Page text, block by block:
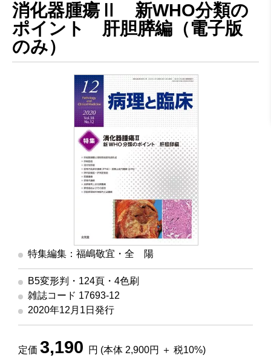
消化器腫瘍Ⅱ 新WHO分類の
ポイント 肝胆膵編（電子版
のみ）
特集編集：福嶋敬宜・全 陽
B5変形判・124頁・4色刷
雑誌コード 17693-12
2020年12月1日発行
定価 3,190 円 (本体 2,900円 ＋ 税10%)